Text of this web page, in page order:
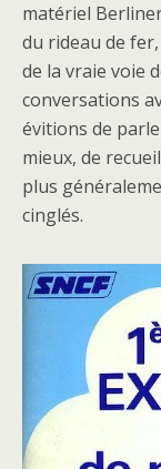
matériel
du rideau de
de la vraie voie
conversations
évitions de
mieux, de
plus
cinglés.